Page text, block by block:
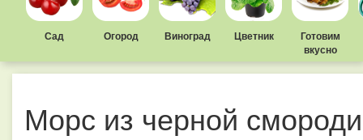
Сад Огород Виноград Цветник
Готовим
вкусно
Морс из черной